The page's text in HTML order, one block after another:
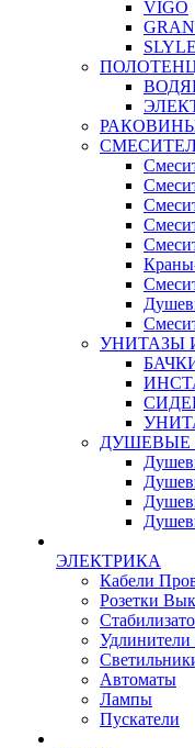
VIGO
УНИТАЗЫ
ДУШЕВЫЕ
ЭЛЕКТРИКА
Кабели
Розетки
Автоматы
Лампы
Пускатели